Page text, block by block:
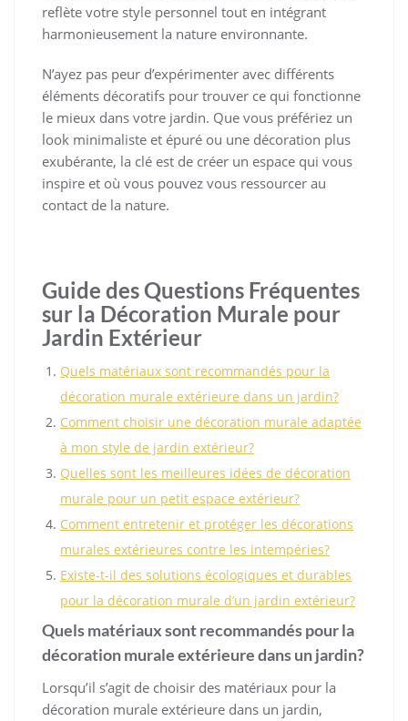
reflète votre style personnel tout en intégrant
harmonieusement la nature environnante.
N’ayez pas peur d’expérimenter avec différents
éléments décoratifs pour trouver ce qui fonctionne
le mieux dans votre jardin. Que vous préfériez un
look minimaliste et épuré ou une décoration plus
exubérante, la clé est de créer un espace qui vous
inspire et où vous pouvez vous ressourcer au
contact de la nature.
Guide des Questions Fréquentes
sur la Décoration Murale pour
Jardin Extérieur
Quels matériaux sont recommandés pour la
décoration murale extérieure dans un jardin?
Comment choisir une décoration murale adaptée
à mon style de jardin extérieur?
Quelles sont les meilleures idées de décoration
murale pour un petit espace extérieur?
Comment entretenir et protéger les décorations
murales extérieures contre les intempéries?
Existe-t-il des solutions écologiques et durables
pour la décoration murale d’un jardin extérieur?
Quels matériaux sont recommandés pour la
décoration murale extérieure dans un jardin?
Lorsqu’il s’agit de choisir des matériaux pour la
décoration murale extérieure dans un jardin,